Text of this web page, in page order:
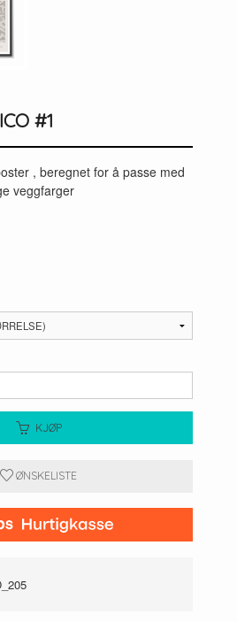
#1
, beregnet for å passe med
veggfarger
KJØP
ØNSKELISTE